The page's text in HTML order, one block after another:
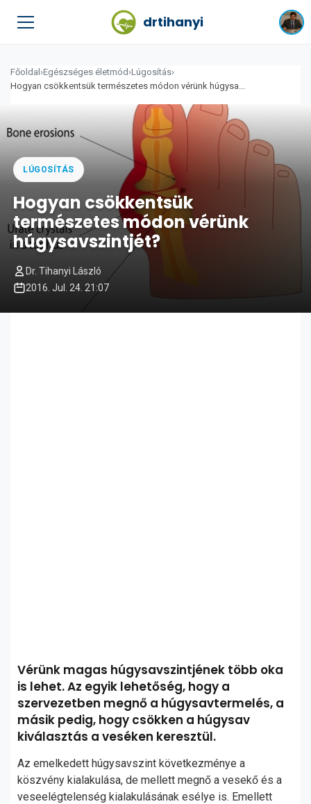
drtihanyi
Főoldal ›Egészséges életmód ›Lúgosítás›
Hogyan csökkentsük természetes módon vérünk húgysa...
LÚGOSÍTÁS
Hogyan csökkentsük
természetes módon vérünk
húgysavszintjét?
Dr. Tihanyi László
2016. Jul. 24. 21:07
Vérünk magas húgysavszintjének több oka
is lehet. Az egyik lehetőség, hogy a
szervezetben megnő a húgysavtermelés, a
másik pedig, hogy csökken a húgysav
kiválasztás a veséken keresztül.
Az emelkedett húgysavszint következménye a
köszvény kialakulása, de mellett megnő a vesekő és a
veseelégtelenség kialakulásának esélye is. Emellett